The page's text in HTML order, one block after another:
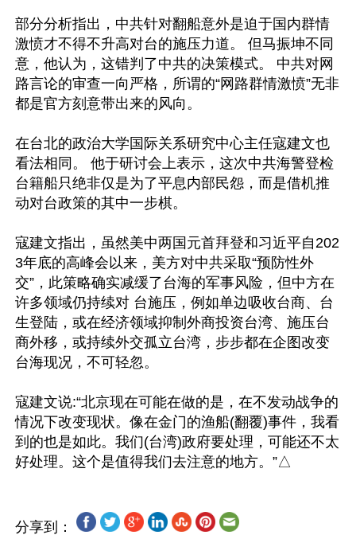
部分分析指出，中共针对翻船意外是迫于国内群情
激愤才不得不升高对台的施压力道。 但马振坤不同
意，他认为，这错判了中共的决策模式。 中共对网
路言论的审查一向严格，所谓的“网路群情激愤”无非
都是官方刻意带出来的风向。
在台北的政治大学国际关系研究中心主任寇建文也
看法相同。 他于研讨会上表示，这次中共海警登检
台籍船只绝非仅是为了平息内部民怨，而是借机推
动对台政策的其中一步棋。
寇建文指出，虽然美中两国元首拜登和习近平自202
3年底的高峰会以来，美方对中共采取“预防性外
交”，此策略确实减缓了台海的军事风险，但中方在
许多领域仍持续对 台施压，例如单边吸收台商、台
生登陆，或在经济领域抑制外商投资台湾、施压台
商外移，或持续外交孤立台湾，步步都在企图改变
台海现况，不可轻忽。
寇建文说:“北京现在可能在做的是，在不发动战争的
情况下改变现状。像在金门的渔船(翻覆)事件，我看
到的也是如此。我们(台湾)政府要处理，可能还不太
分享到：